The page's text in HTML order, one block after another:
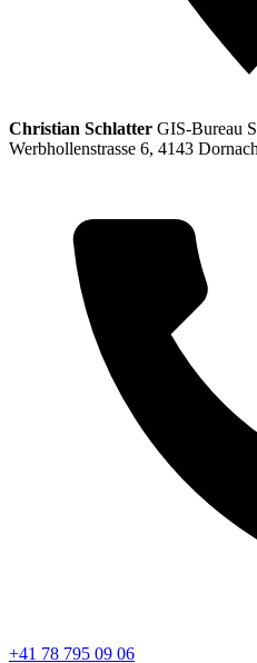
Christian Schlatter GIS-Bureau
Werbhollenstrasse 6, 4143 Dornach
+41 78 795 09 06